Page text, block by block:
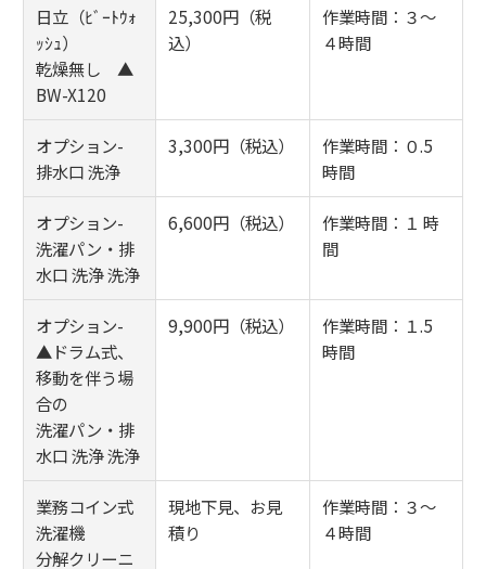
日立（ﾋﾞｰﾄｳｫ
ｯｼｭ）
乾燥無し ▲
BW-X120
25,300円（税
込）
作業時間：３～
４時間
オプション-
排水口 洗浄
3,300円（税込）
作業時間：０.5
時間
オプション-
洗濯パン・排
水口 洗浄 洗浄
6,600円（税込）
作業時間：１ 時
間
オプション-
▲ドラム式、
移動を伴う場
合の
洗濯パン・排
水口 洗浄 洗浄
9,900円（税込）
作業時間：１.5
時間
業務コイン式
洗濯機
分解クリーニ
現地下見、お見
積り
作業時間：３～
４時間